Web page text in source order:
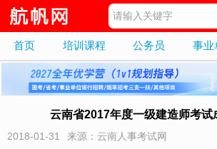
首页 培训课程 公务员 事业
云南省2017年度一级建造师考试
2018-01-31 来源：云南人事考试网